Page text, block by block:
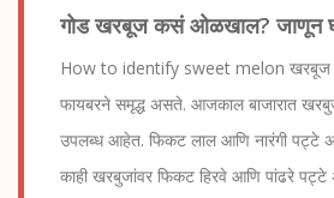
गोड खरबूज कसं ओळखाल? जाणून
How to identify sweet melon खरबूज
फायबरने समृद्ध असते. आजकाल बाजारात
उपलब्ध आहेत. फिकट लाल आणि नारंगी पट्टे
काही खरबुजांवर फिकट हिरवे आणि पांढरे